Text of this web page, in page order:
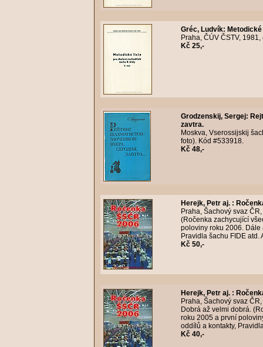
Gréc, Ludvík:
Praha, ČÚV ČSTV,
Kč 25,-
Grodzenskij, Sergej:
zavtra.
Moskva, Vserossijskij
foto). Kód #533918.
Kč 48,-
Herejk, Petr aj. :
Praha, Šachový svaz
(Ročenka zachycující
poloviny roku 2006. Dále
Pravidla šachu FIDE
Kč 50,-
Herejk, Petr aj. :
Praha, Šachový svaz
Dobrá až velmi dobrá.
roku 2005 a první
oddílů a kontakty,
Kč 40,-